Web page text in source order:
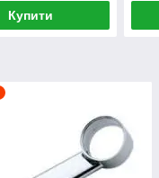
Купити